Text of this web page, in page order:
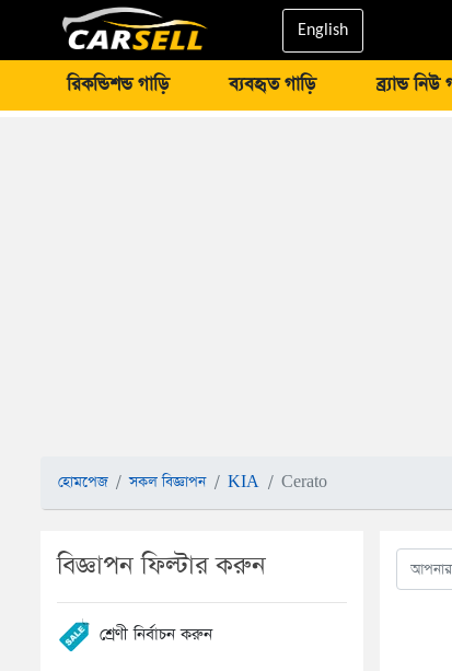
English
রিকন্ডিশন্ড গাড়ি ব্যবহৃত গাড়ি ব্র্যান্ড নিউ
হোমপেজ সকল বিজ্ঞাপন KIA Cerato
বিজ্ঞাপন ফিল্টার করুন
শ্রেণী নির্বাচন করুন